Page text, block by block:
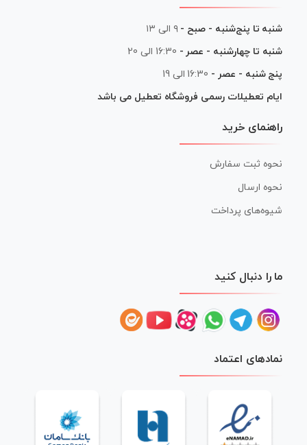
شنبه تا پنج‌شنبه - صبح - ۹ الی ۱۳
شنبه تا چهارشنبه - عصر - 16:30 الی 20
پنج شنبه - عصر - 16:30 الی 19
ایام تعطیلات رسمی فروشگاه تعطیل می باشد
راهنمای خرید
نحوه ثبت سفارش
نحوه ارسال
شیوه‌های پرداخت
ما را دنبال کنید
نمادهای اعتماد